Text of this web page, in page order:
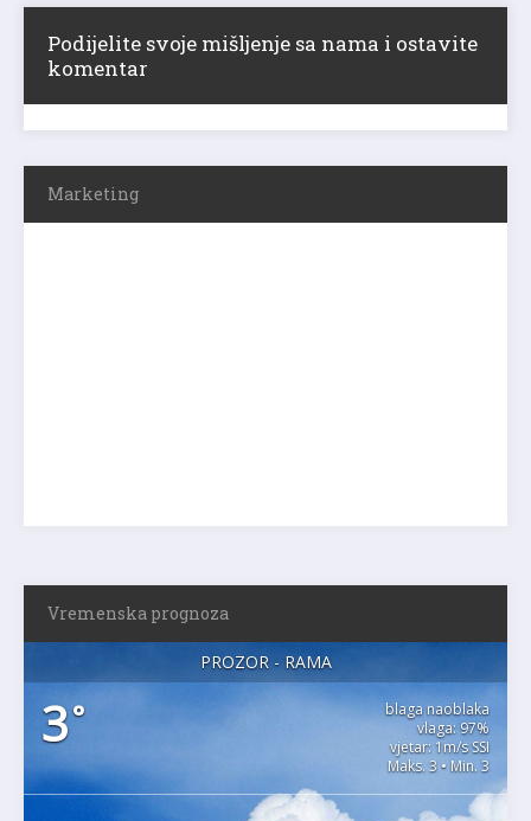
Podijelite svoje mišljenje sa nama i ostavite
komentar
Marketing
Vremenska prognoza
PROZOR - RAMA
3°
blaga naoblaka
vlaga: 97%
vjetar: 1m/s SSI
Maks. 3 • Min. 3